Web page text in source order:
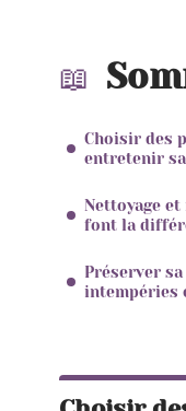
Choisir des
entretenir
Nettoyage
font la
Préserver
intempéries